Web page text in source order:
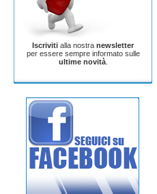
Iscriviti alla nostra newsletter
per essere sempre informato sulle
ultime novità.